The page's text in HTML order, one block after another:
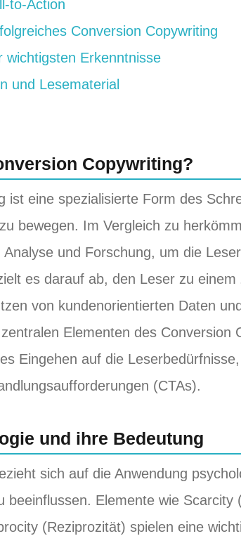
to-Action
Conversion Copywriting
wichtigsten Erkenntnisse
und Lesematerial
Copywriting?
ist eine spezialisierte Form des
bewegen. Im Vergleich zu
und Forschung, um die
es darauf ab, den Leser zu
von kundenorientierten Daten
Elementen des Conversion
Eingehen auf die
(CTAs).
und ihre Bedeutung
sich auf die Anwendung
beeinflussen. Elemente wie
(Reziprozität) spielen eine